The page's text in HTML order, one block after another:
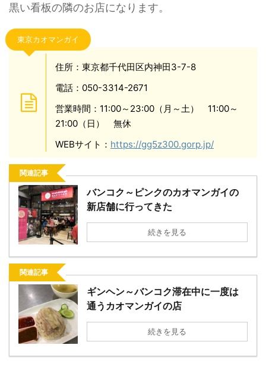
黒い看板の隣のお店になります。
東京カオマンガイ
住所：東京都千代田区内神田3-7-8
電話：050-3314-2671
営業時間：11:00～23:00（月～土） 11:00～
21:00（日） 無休
WEBサイト： https://gg5z300.gorp.jp/
関連記事
バンコク～ピンクのカオマンガイの
新店舗に行ってきた
続きを見る
関連記事
ギンヘン～バンコク滞在中に一度は
通うカオマンガイの店
続きを見る